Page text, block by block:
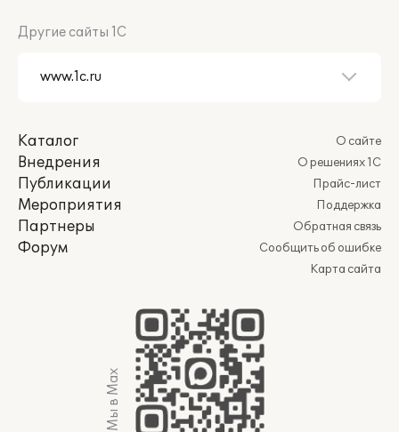
Другие сайты 1С
Каталог
Внедрения
Публикации
Мероприятия
Партнеры
Форум
О сайте
О решениях 1С
Прайс-лист
Поддержка
Обратная связь
Сообщить об ошибке
Карта сайта
Мы в Max